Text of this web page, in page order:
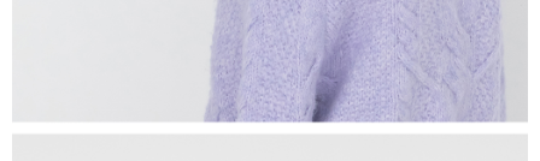
1. Perkhidmatan ini disediakan oleh "Taiwan Mobile Co., Ltd." untuk
membolehkan pengguna membeli produk atau perkhidmatan melalui
perkhidmatan ini semasa transaksi, dan kedai akan menyerahkan hak
tuntutan harga jual/beli ansuran kepada syarikat ini untuk membayar bil
2. Berdasarkan tujuan kontrak persetujuan pembayaran menggunakan
"Pembayaran Ansuran Gogo", kedai akan memberikan maklumat peribadi